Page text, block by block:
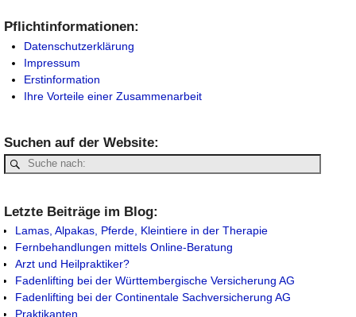
Pflichtinformationen:
Datenschutzerklärung
Impressum
Erstinformation
Ihre Vorteile einer Zusammenarbeit
Suchen auf der Website:
Letzte Beiträge im Blog:
Lamas, Alpakas, Pferde, Kleintiere in der Therapie
Fernbehandlungen mittels Online-Beratung
Arzt und Heilpraktiker?
Fadenlifting bei der Württembergische Versicherung AG
Fadenlifting bei der Continentale Sachversicherung AG
Praktikanten